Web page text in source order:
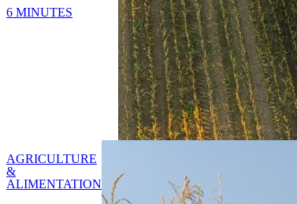
6 MINUTES
AGRICULTURE
&
ALIMENTATION